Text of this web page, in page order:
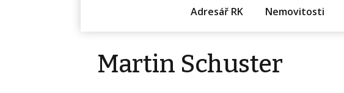
Adresář RK Nemovitosti
Martin Schuster